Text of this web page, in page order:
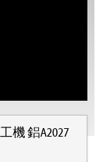
機 鋁A2027